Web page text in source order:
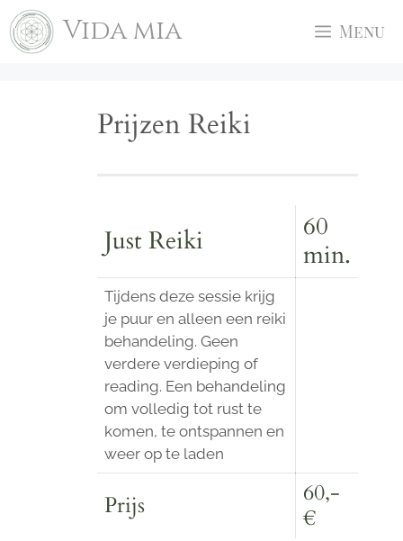
Ga
naar
Vida mia Menu
Prijzen Reiki
Just Reiki
60
min.
Tijdens deze sessie krijg
je puur en alleen een reiki
behandeling. Geen
verdere verdieping of
reading. Een behandeling
om volledig tot rust te
komen, te ontspannen en
weer op te laden
Prijs
60,-
€